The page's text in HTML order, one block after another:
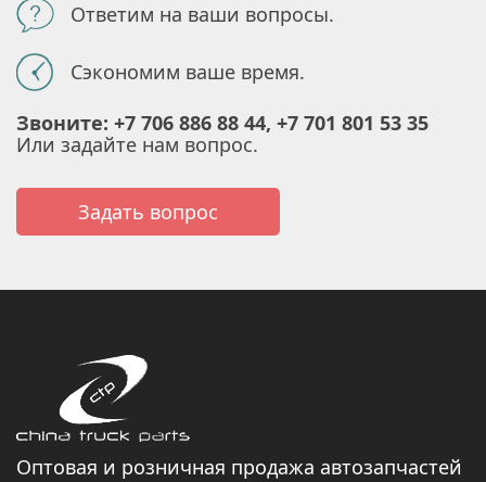
Ответим на ваши вопросы.
Сэкономим ваше время.
Звоните: +7 706 886 88 44, +7 701 801 53 35
Или задайте нам вопрос.
Задать вопрос
Оптовая и розничная продажа автозапчастей